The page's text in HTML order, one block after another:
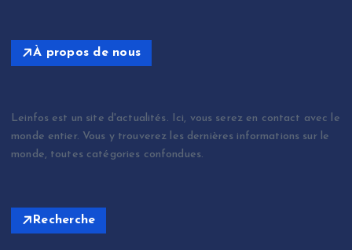
À propos de nous
Leinfos est un site d'actualités. Ici, vous serez en contact avec le
monde entier. Vous y trouverez les dernières informations sur le
monde, toutes catégories confondues.
Recherche